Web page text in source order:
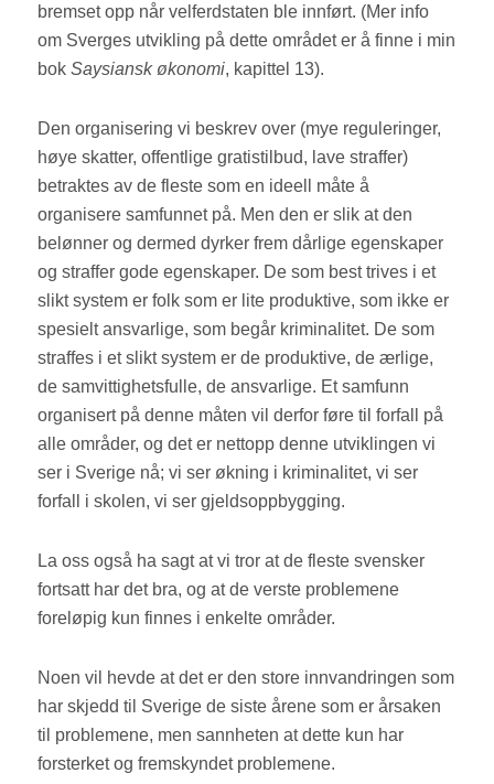
bremset opp når velferdstaten ble innført. (Mer info
om Sverges utvikling på dette området er å finne i min
bokSaysiansk økonomi, kapittel 13).
Den organisering vi beskrev over (mye reguleringer,
høye skatter, offentlige gratistilbud, lave straffer)
betraktes av de fleste som en ideell måte å
organisere samfunnet på. Men den er slik at den
belønner og dermed dyrker frem dårlige egenskaper
og straffer gode egenskaper. De som best trives i et
slikt system er folk som er lite produktive, som ikke er
spesielt ansvarlige, som begår kriminalitet. De som
straffes i et slikt system er de produktive, de ærlige,
de samvittighetsfulle, de ansvarlige. Et samfunn
organisert på denne måten vil derfor føre til forfall på
alle områder, og det er nettopp denne utviklingen vi
ser i Sverige nå; vi ser økning i kriminalitet, vi ser
forfall i skolen, vi ser gjeldsoppbygging.
La oss også ha sagt at vi tror at de fleste svensker
fortsatt har det bra, og at de verste problemene
foreløpig kun finnes i enkelte områder.
Noen vil hevde at det er den store innvandringen som
har skjedd til Sverige de siste årene som er årsaken
til problemene, men sannheten at dette kun har
forsterket og fremskyndet problemene.